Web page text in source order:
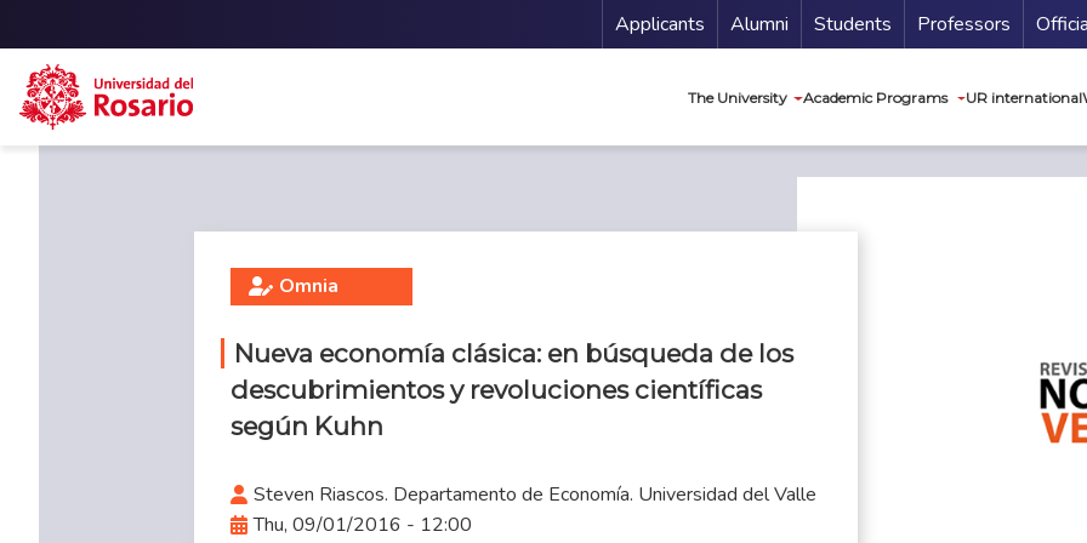
Menu Secundario
Applicants Alumni Students Professors
The University Academic Programs UR international
Omnia
Nueva economía clásica: en búsqueda de los
descubrimientos y revoluciones científicas
según Kuhn
Steven Riascos. Departamento de Economía. Universidad del Valle
Thu, 09/01/2016 - 12:00